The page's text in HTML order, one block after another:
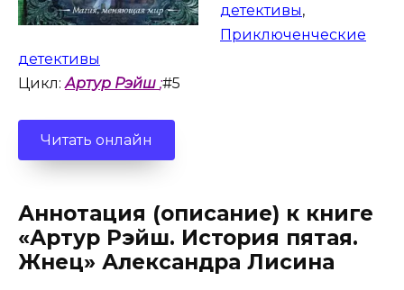
детективы,
Приключенческие
детективы
Цикл: Артур Рэйш ;#5
Читать онлайн
Аннотация (описание) к книге
«Артур Рэйш. История пятая.
Жнец» Александра Лисина